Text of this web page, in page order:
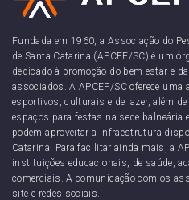
Fundada em 1960, a Associação do
de Santa Catarina (APCEF/SC) é um
dedicado à promoção do bem-estar e
associados. A APCEF/SC oferece uma
esportivos, culturais e de lazer, além
espaços para festas na sede balneária
podem aproveitar a infraestrutura
Catarina. Para facilitar ainda mais, a
instituições educacionais, de saúde,
comerciais. A comunicação com os
site e redes sociais.